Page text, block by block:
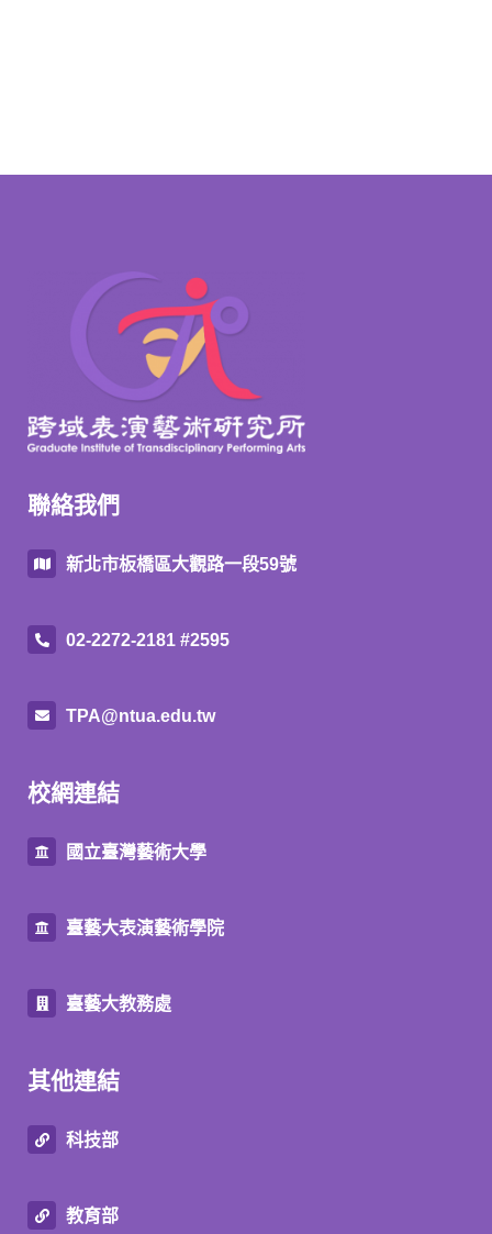
聯絡我們
新北市板橋區大觀路一段59號
02-2272-2181 #2595
TPA@ntua.edu.tw
校網連結
國立臺灣藝術大學
臺藝大表演藝術學院
臺藝大教務處
其他連結
科技部
教育部